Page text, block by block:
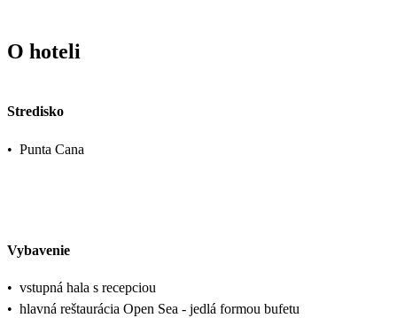
O hoteli
Stredisko
• Punta Cana
Vybavenie
• vstupná hala s recepciou
• hlavná reštaurácia Open Sea - jedlá formou bufetu